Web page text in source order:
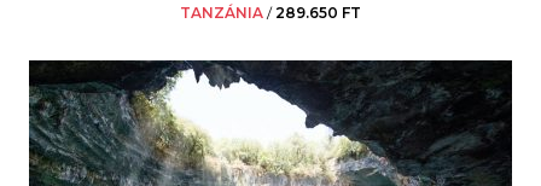
TANZÁNIA /289.650 FT